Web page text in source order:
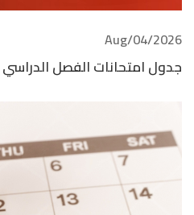
2026/Aug/04
جدول امتحانات الفصل